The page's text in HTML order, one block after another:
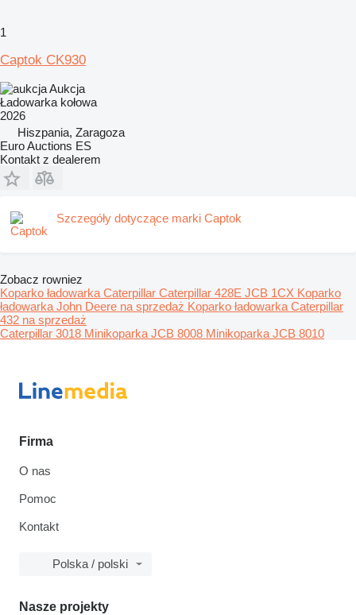
1
Captok CK930
Aukcja
Ładowarka kołowa
2026
Hiszpania, Zaragoza
Euro Auctions ES
Kontakt z dealerem
Szczegóły dotyczące marki Captok
Zobacz rowniez
Koparko ładowarka Caterpillar Caterpillar 428E JCB 1CX Koparko
ładowarka John Deere na sprzedaż Koparko ładowarka Caterpillar
432 na sprzedaż
Caterpillar 3018 Minikoparka JCB 8008 Minikoparka JCB 8010
Firma
O nas
Pomoc
Kontakt
Polska / polski
Nasze projekty